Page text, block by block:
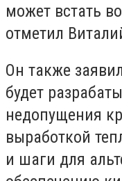
может встать
отметил
Он также
будет
недопущения
выработкой
и шаги для